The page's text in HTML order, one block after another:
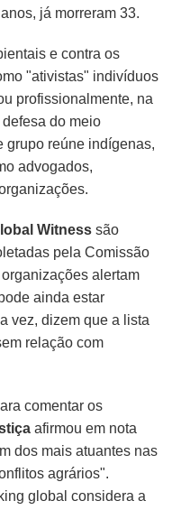
já morreram 33.
e contra os
"ativistas" indivíduos
profissionalmente, na
defesa do meio
grupo reúne indígenas,
advogados,
Witness são
pela Comissão
alertam
ainda estar
vez, dizem que a lista
relação com
comentar os
afirmou em nota
dos mais atuantes nas
agrários".
global considera a